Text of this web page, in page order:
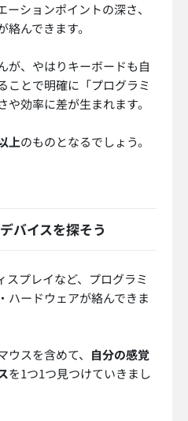
ションポイントの深さ、
んできます。
が、やはりキーボードも自
ことで明確に「プログラミ
効率に差が生まれます。
上のものとなるでしょう。
バイスを探そう
スプレイなど、プログラミ
ハードウェアが絡んできま
スを含めて、 自分の感覚
を1つ1つ見つけていきまし